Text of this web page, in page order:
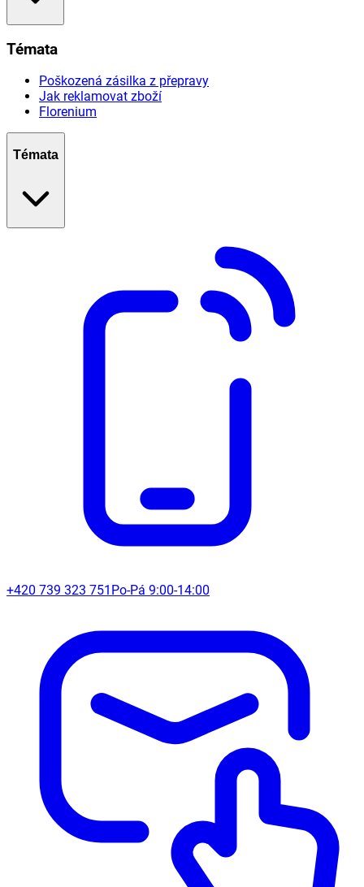
Témata
Poškozená zásilka z přepravy
Jak reklamovat zboží
Florenium
Témata
+420 739 323 751 Po-Pá 9:00-14:00